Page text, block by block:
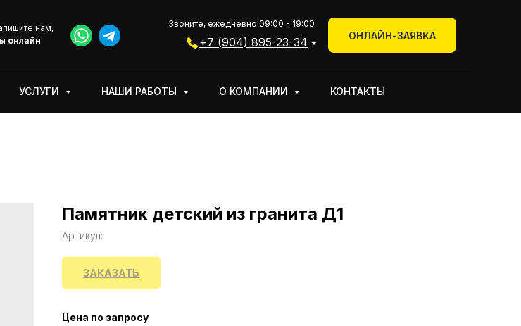
Звоните, ежедневно 09:00 - 19:00
нам,
онлайн
ОНЛАЙН-ЗАЯВКА
+7 (904) 895-23-34
+7 (904) 895-23-34
КОНТАКТЫ
О КОМПАНИИ
НАШИ РАБОТЫ
Онлайн-заявка
УСЛУГИ НАШИ РАБОТЫ О КОМПАНИИ КОНТАКТЫ
Памятник детский из гранита Д1
Артикул:
ЗАКАЗАТЬ
Цена по запросу